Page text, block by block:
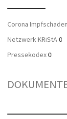
Corona
Netzwerk KRiStA0
Pressekodex0